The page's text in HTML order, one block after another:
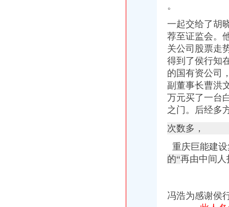
重庆捷快递有限公司青木关分公司2017新招聘信息_电话_地址-
重庆市沙坪坝区青木关综合服务社美味鲜食店_【电话地址_招聘信息_
重庆市沙坪坝区青木关食品经营部_【电话地址_招聘信息_注册信息_信
重庆泽润汽车美容咨询服务有限公司青木关烟草销售分公司
重庆市沙坪坝区青木关供销社恬苑歌舞厅_【信用信息_诉讼信息_财务
重庆市莎苑食品有限公司青木关分厂联系方式_信用报告_工商信息-启
【中国邮政集团公司重庆市沙坪坝区青木关邮政支局工商信息】-阿土
重庆德邦物流有限公司青木关分公司_工商信息_电话_地址_信用信息_
【重庆市沙坪坝区青木关运输站工商信息】-阿土伯工商信息查询
别墅精开荒、青木关别墅开荒保洁、永秀清洁（查看）-爱喇叭网
【申通快递西永分公司青木关代理点】申通快递西永分公司青木关代
。
一起交给了胡
荐至证监会。
关公司股票走
得到了侯行知
的国有资公司
副董事长曹洪
万元买了一台
之门。后经
次数多，
重庆巨能建
的“再由中间人
冯浩为感谢侯